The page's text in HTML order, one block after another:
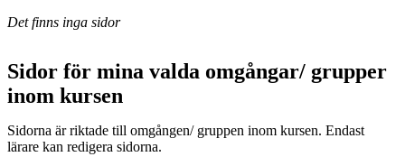
Det finns inga sidor
Sidor för mina valda omgångar/ grupper
inom kursen
Sidorna är riktade till omgången/ gruppen inom kursen. Endast
lärare kan redigera sidorna.